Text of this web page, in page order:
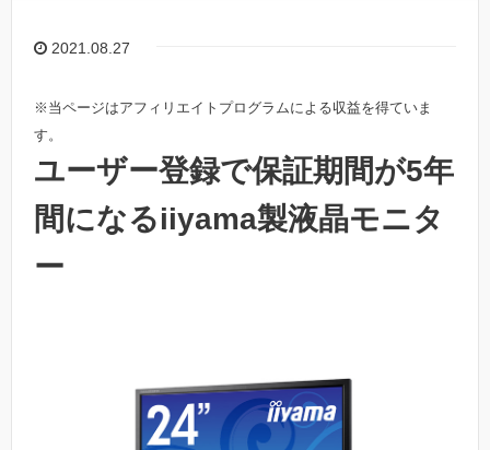
2021.08.27
※当ページはアフィリエイトプログラムによる収益を得ていま
す。
ユーザー登録で保証期間が5年
間になるiiyama製液晶モニタ
ー